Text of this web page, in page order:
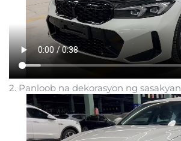
2. Panloob na dekorasyon ng sasakyan